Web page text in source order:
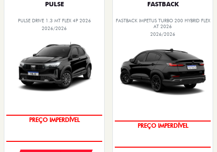
PULSE
PULSE DRIVE 1.3 MT FLEX 4P 2026
2026/2026
PREÇO IMPERDÍVEL
FASTBACK
FASTBACK IMPETUS TURBO 200 HYBRID FLEX
AT 2026
2026/2026
PREÇO IMPERDÍVEL